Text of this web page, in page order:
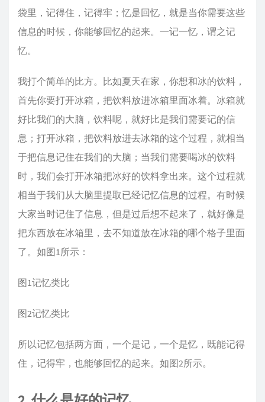
袋里，记得住，记得牢；忆是回忆，就是当你需要这些
信息的时候，你能够回忆的起来。一记一忆，谓之记
忆。
我打个简单的比方。比如夏天在家，你想和冰的饮料，
首先你要打开冰箱，把饮料放进冰箱里面冰着。冰箱就
好比我们的大脑，饮料呢，就好比是我们需要记的信
息；打开冰箱，把饮料放进去冰箱的这个过程，就相当
于把信息记住在我们的大脑；当我们需要喝冰的饮料
时，我们会打开冰箱把冰好的饮料拿出来。这个过程就
相当于我们从大脑里提取已经记忆信息的过程。有时候
大家当时记住了信息，但是过后想不起来了，就好像是
把东西放在冰箱里，去不知道放在冰箱的哪个格子里面
了。如图1所示：
图1记忆类比
图2记忆类比
所以记忆包括两方面，一个是记，一个是忆，既能记得
住，记得牢，也能够回忆的起来。如图2所示。